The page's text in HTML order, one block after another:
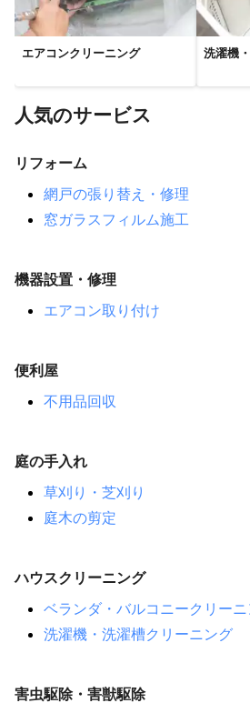
川崎市 横浜市 大和市 座間市
鎌倉市
藤沢市 愛川町 逗子市
厚木市
茅ヶ崎市 横須
清川村
平塚市 秦野市 大磯町
中井町
松田町 大井町
エアコンクリーニング 洗濯機
人気のサービス
リフォーム
網戸の張り替え・修理
窓ガラスフィルム施工
機器設置・修理
エアコン取り付け
便利屋
不用品回収
庭の手入れ
草刈り・芝刈り
庭木の剪定
ハウスクリーニング
ベランダ・バルコニークリー
洗濯機・洗濯槽クリーニング
害虫駆除・害獣駆除